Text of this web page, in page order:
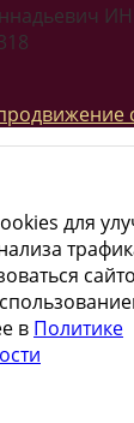
для
в Политике